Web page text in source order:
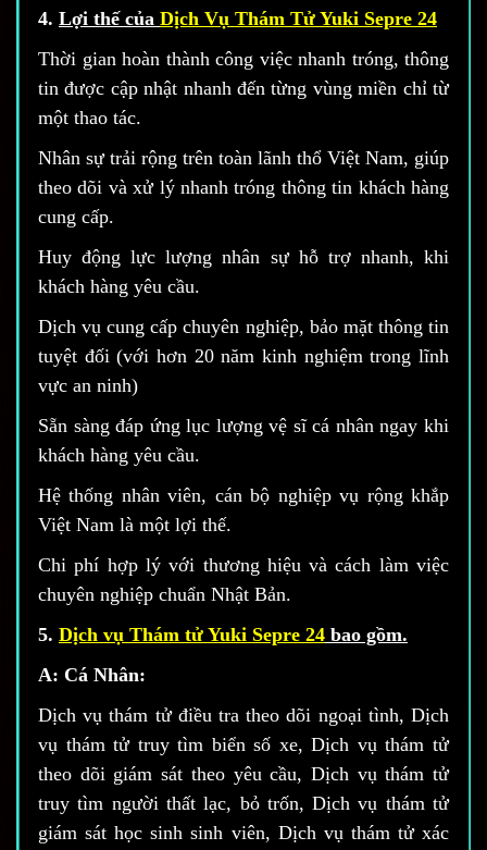
4. Lợi thế của Dịch Vụ Thám Tử Yuki Sepre 24
Thời gian hoàn thành công việc nhanh tróng, thông
tin được cập nhật nhanh đến từng vùng miền chỉ từ
một thao tác.
Nhân sự trải rộng trên toàn lãnh thổ Việt Nam, giúp
theo dõi và xử lý nhanh tróng thông tin khách hàng
cung cấp.
Huy động lực lượng nhân sự hỗ trợ nhanh, khi
khách hàng yêu cầu.
Dịch vụ cung cấp chuyên nghiệp, bảo mặt thông tin
tuyệt đối (với hơn 20 năm kinh nghiệm trong lĩnh
vực an ninh)
Sẵn sàng đáp ứng lục lượng vệ sĩ cá nhân ngay khi
khách hàng yêu cầu.
Hệ thống nhân viên, cán bộ nghiệp vụ rộng khắp
Việt Nam là một lợi thế.
Chi phí hợp lý với thương hiệu và cách làm việc
chuyên nghiệp chuẩn Nhật Bản.
5. Dịch vụ Thám tử Yuki Sepre 24 bao gồm.
A: Cá Nhân:
Dịch vụ thám tử điều tra theo dõi ngoại tình, Dịch
vụ thám tử truy tìm biển số xe, Dịch vụ thám tử
theo dõi giám sát theo yêu cầu, Dịch vụ thám tử
truy tìm người thất lạc, bỏ trốn, Dịch vụ thám tử
giám sát học sinh sinh viên, Dịch vụ thám tử xác